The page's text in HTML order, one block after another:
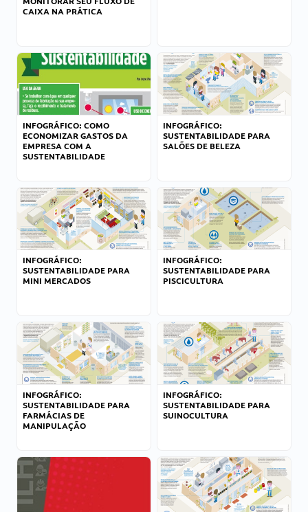
CAIXA NA PRÁTICA
INFOGRÁFICO: COMO
ECONOMIZAR GASTOS DA
EMPRESA COM A
SUSTENTABILIDADE
INFOGRÁFICO:
SUSTENTABILIDADE PARA
SALÕES DE BELEZA
INFOGRÁFICO:
SUSTENTABILIDADE PARA
MINI MERCADOS
INFOGRÁFICO:
SUSTENTABILIDADE PARA
PISCICULTURA
INFOGRÁFICO:
SUSTENTABILIDADE PARA
FARMÁCIAS DE
MANIPULAÇÃO
INFOGRÁFICO:
SUSTENTABILIDADE PARA
SUINOCULTURA